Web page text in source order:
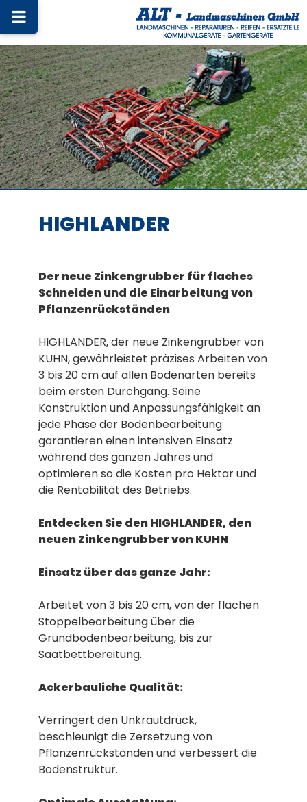
HIGHLANDER
Der neue Zinkengrubber für flaches
Schneiden und die Einarbeitung von
Pflanzenrückständen
HIGHLANDER, der neue Zinkengrubber von
KUHN, gewährleistet präzises Arbeiten von
3 bis 20 cm auf allen Bodenarten bereits
beim ersten Durchgang. Seine
Konstruktion und Anpassungsfähigkeit an
jede Phase der Bodenbearbeitung
garantieren einen intensiven Einsatz
während des ganzen Jahres und
optimieren so die Kosten pro Hektar und
die Rentabilität des Betriebs.
Entdecken Sie den HIGHLANDER, den
neuen Zinkengrubber von KUHN
Einsatz über das ganze Jahr:
Arbeitet von 3 bis 20 cm, von der flachen
Stoppelbearbeitung über die
Grundbodenbearbeitung, bis zur
Saatbettbereitung.
Ackerbauliche Qualität:
Verringert den Unkrautdruck,
beschleunigt die Zersetzung von
Pflanzenrückständen und verbessert die
Bodenstruktur.